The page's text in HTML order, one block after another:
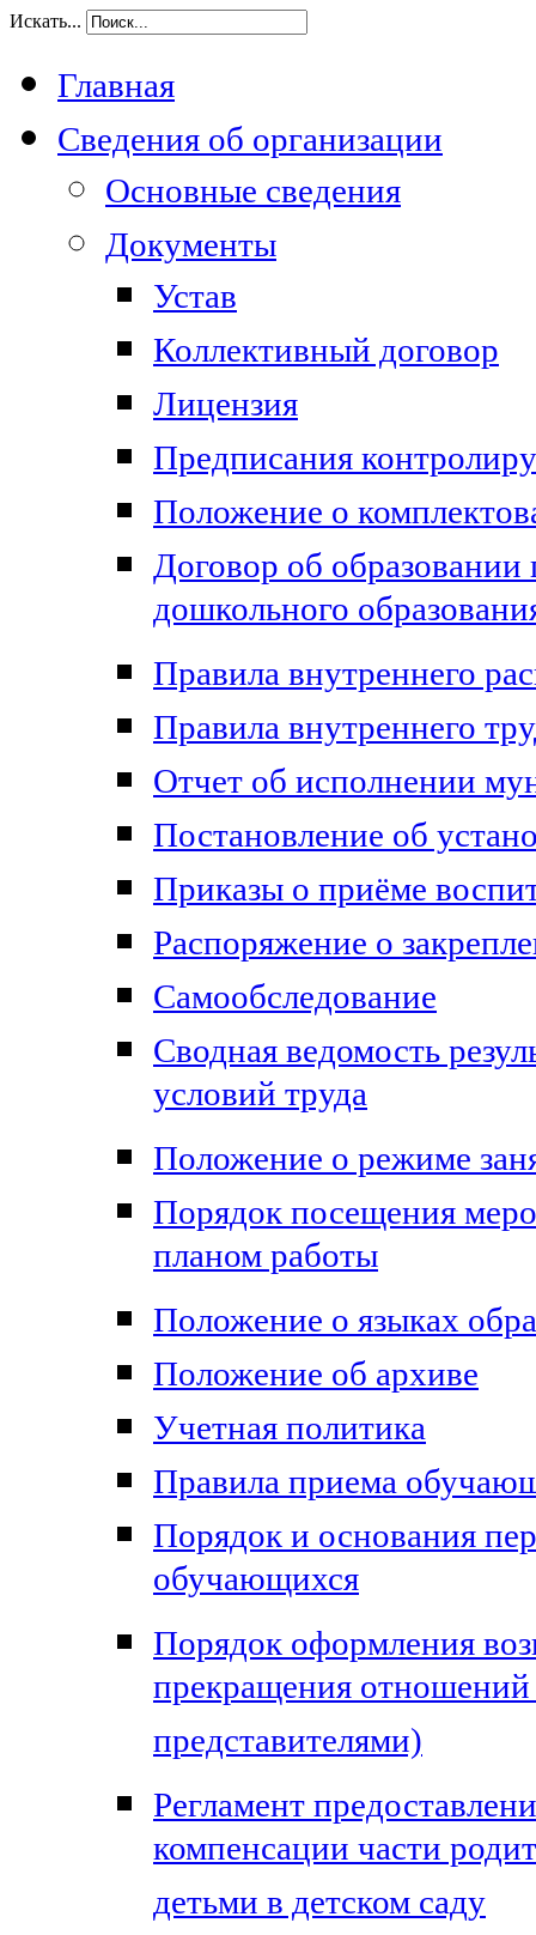
Искать...
Главная
Сведения об организации
Основные сведения
Документы
Устав
Коллективный договор
Лицензия
Предписания
Положение о
Договор об
дошкольного
Правила внутреннего
Правила внутреннего
Отчет об исполнении
Постановление об
Приказы о приёме
Распоряжение о
Самообследование
Сводная ведомость
условий труда
Положение о режиме
Порядок посещения
планом работы
Положение о языках
Положение об архиве
Учетная политика
Правила приема
Порядок и основания
обучающихся
Порядок оформления
прекращения
представителями)
Регламент
компенсации части
детьми в детском саду